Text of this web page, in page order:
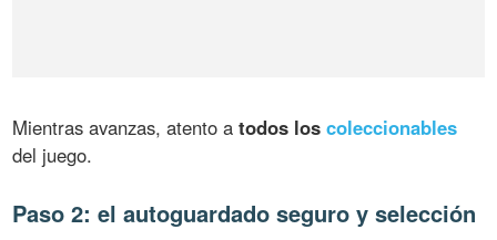
Mientras avanzas, atento atodos loscoleccionables
del juego.
Paso 2: el autoguardado seguro y selección